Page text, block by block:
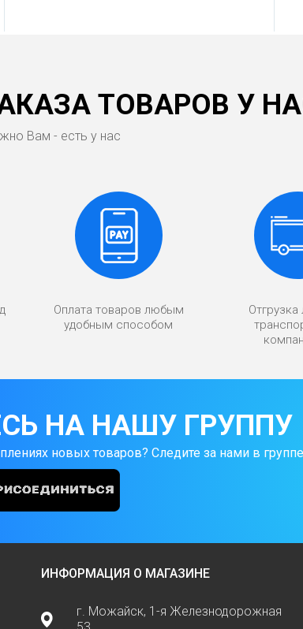
ТОВАРОВ У
Вам - есть у нас
Оплата товаров любым
удобным способом
НА НАШУ ГРУППУ
новых товаров? Следите за нами в
ИНФОРМАЦИЯ О МАГАЗИНЕ
г. Можайск, 1-я Железнодорожная